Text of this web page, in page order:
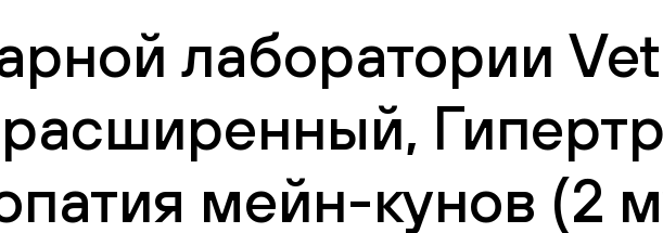
лаборатории
мейн-кунов (2